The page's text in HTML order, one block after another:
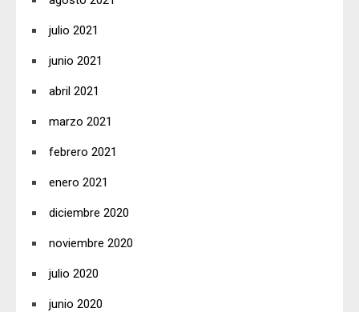
julio 2021
junio 2021
abril 2021
marzo 2021
febrero 2021
enero 2021
diciembre 2020
noviembre 2020
julio 2020
junio 2020